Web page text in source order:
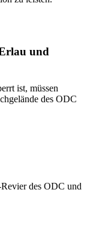
und
ist, müssen
des ODC
des ODC und